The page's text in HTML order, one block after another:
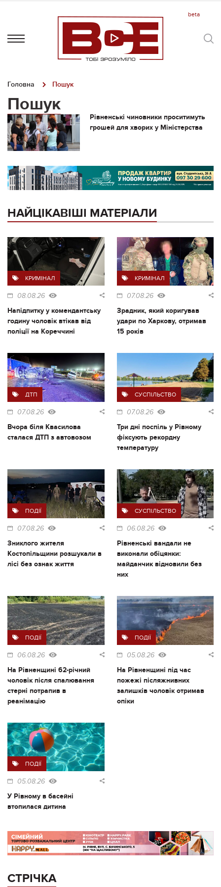
Головна Пошук
Пошук
Рівненські чиновники проситимуть
грошей для хворих у Міністерства
НАЙЦІКАВІШІ МАТЕРІАЛИ
КРИМІНАЛ
08.08.26
Напідпитку у комендантську
годину чоловік втікав від
поліції на Кореччині
КРИМІНАЛ
07.08.26
Зрадник, який коригував
удари по Харкову, отримав
15 років
ДТП
07.08.26
Вчора біля Квасилова
сталася ДТП з автовозом
СУСПІЛЬСТВО
07.08.26
Три дні поспіль у Рівному
фіксують рекордну
температуру
ПОДІЇ
07.08.26
Зниклого жителя
Костопільщини розшукали в
лісі без ознак життя
СУСПІЛЬСТВО
06.08.26
Рівненські вандали не
виконали обіцянки:
майданчик відновили без
них
ПОДІЇ
06.08.26
На Рівненщині 62-річний
чоловік після спалювання
стерні потрапив в
реанімацію
ПОДІЇ
05.08.26
На Рівненщині під час
пожежі післяжнивних
залишків чоловік отримав
опіки
ПОДІЇ
05.08.26
У Рівному в басейні
втопилася дитина
СТРІЧКА